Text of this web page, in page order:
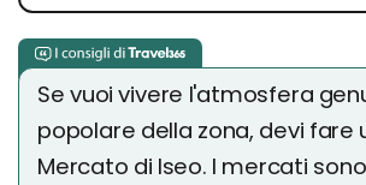
Se vuoi vivere l'atmosfera
popolare della zona, devi fare
Mercato di Iseo. I mercati